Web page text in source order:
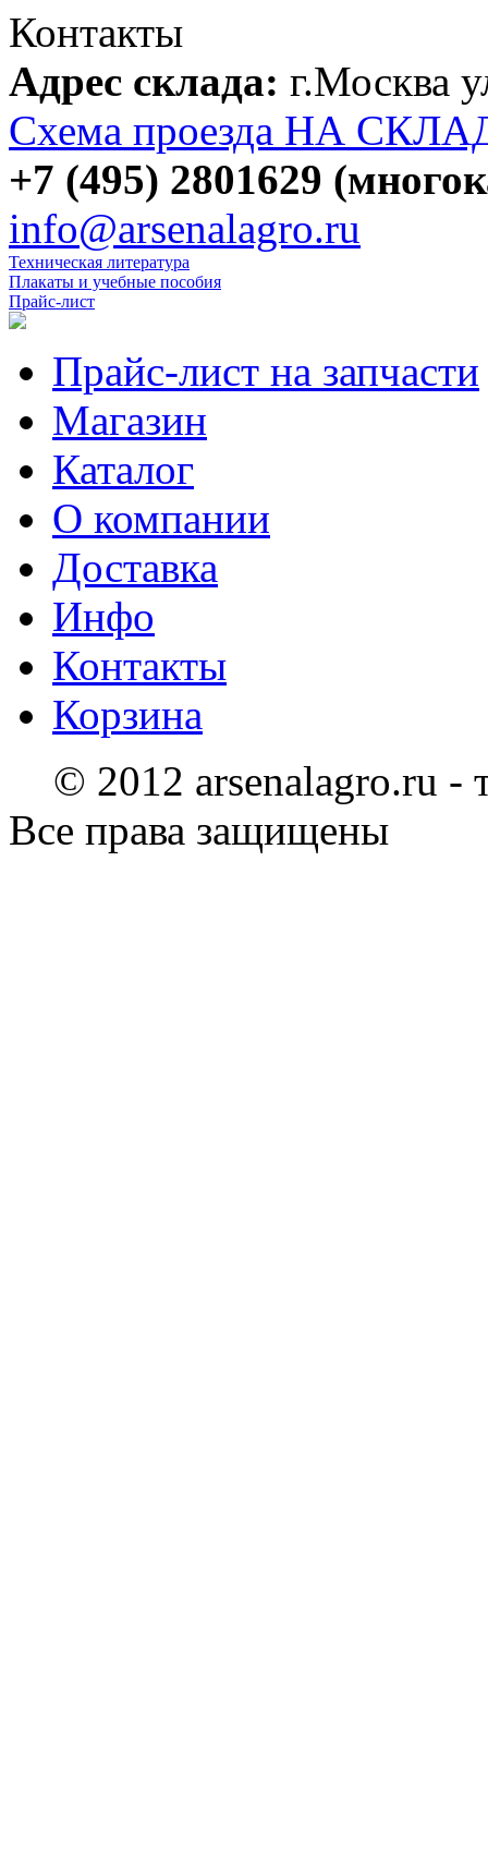
Контакты
Адрес склада: г.Москва
Схема проезда НА
+7 (495) 2801629
info@arsenalagro.ru
Техническая литература
Плакаты и учебные пособия
Прайс-лист
Прайс-лист на запчасти
Магазин
Каталог
О компании
Доставка
Инфо
Контакты
Корзина
© 2012 arsenalagro.ru -
Все права защищены